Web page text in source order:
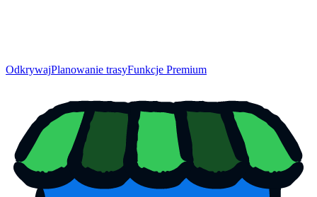
OdkrywajPlanowanie trasyFunkcje Premium